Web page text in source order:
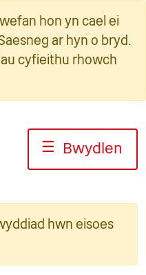
hon yn cael ei
ar hyn o bryd.
cyfieithu rhowch
☰ Bwydlen
hwn eisoes